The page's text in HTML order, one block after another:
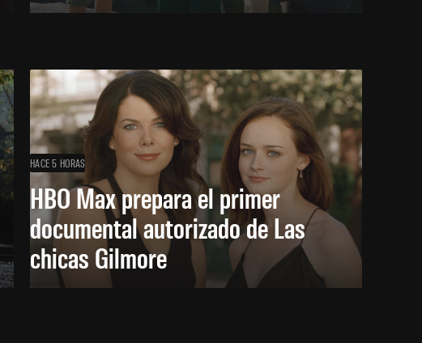
HACE 5 HORAS
HBO Max prepara el primer
documental autorizado de Las
chicas Gilmore